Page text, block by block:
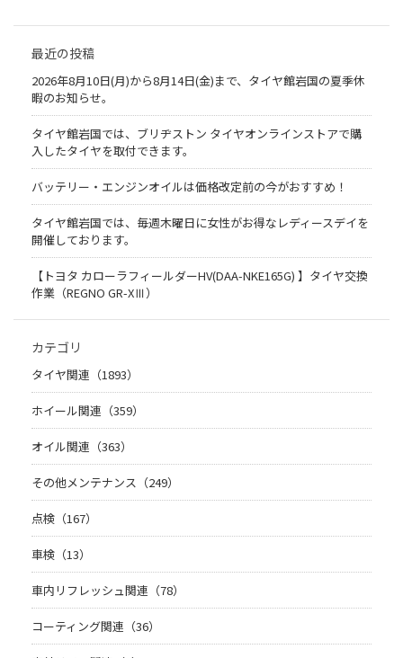
最近の投稿
2026年8月10日(月)から8月14日(金)まで、タイヤ館岩国の夏季休
暇のお知らせ。
タイヤ館岩国では、ブリヂストン タイヤオンラインストアで購
入したタイヤを取付できます。
バッテリー・エンジンオイルは価格改定前の今がおすすめ！
タイヤ館岩国では、毎週木曜日に女性がお得なレディースデイを
開催しております。
【トヨタ カローラフィールダーHV(DAA-NKE165G) 】タイヤ交換
作業（REGNO GR-XⅢ）
カテゴリ
タイヤ関連（1893）
ホイール関連（359）
オイル関連（363）
その他メンテナンス（249）
点検（167）
車検（13）
車内リフレッシュ関連（78）
コーティング関連（36）